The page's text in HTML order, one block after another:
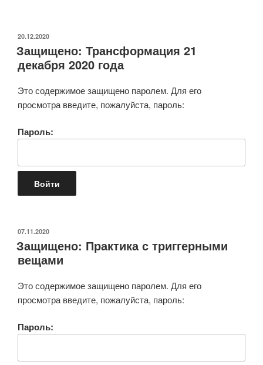
ОПУБЛИКОВАНО
20.12.2020
Защищено: Трансформация 21
декабря 2020 года
Это содержимое защищено паролем. Для его
просмотра введите, пожалуйста, пароль:
Пароль:
ОПУБЛИКОВАНО
07.11.2020
Защищено: Практика с триггерными
вещами
Это содержимое защищено паролем. Для его
просмотра введите, пожалуйста, пароль:
Пароль: